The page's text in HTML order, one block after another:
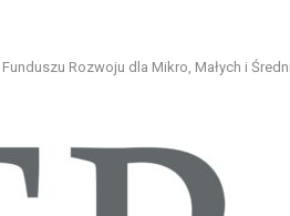
Rozwoju dla Mikro, Małych i